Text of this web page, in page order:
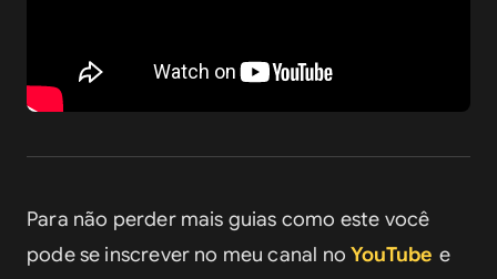
Para não perder mais guias como este você
pode se inscrever no meu canal no YouTube e